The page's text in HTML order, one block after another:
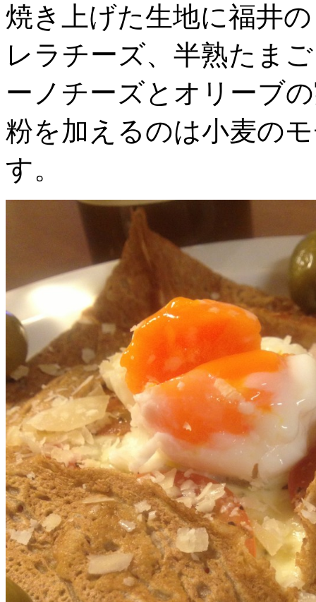
焼き上げた生地に福井
レラチーズ、半熟たま
ーノチーズとオリーブ
粉を加えるのは小麦の
す。